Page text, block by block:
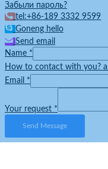
Забыли пароль?
tel:+86-189 3332 9599
Goneng hello
Send email
Name *
How to contact with you?
Email *
Your request *
Send Message